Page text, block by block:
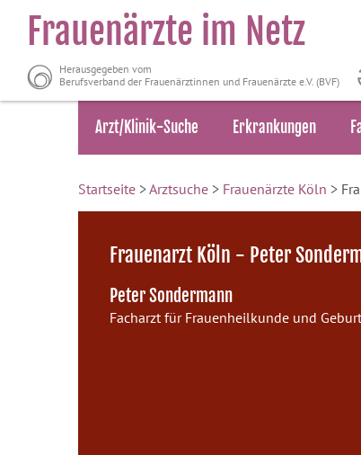
Frauenärzte im Netz
Herausgegeben vom
Berufsverband der Frauenärztinnen und Frauenärzte e.V. (BVF)
Arzt/Klinik-Suche Erkrankungen
Startseite >Arztsuche > Frauenärzte Köln >
Frauenarzt Köln - Peter
Peter Sondermann
Facharzt für Frauenheilkunde und